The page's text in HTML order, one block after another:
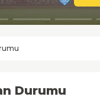
Durumu